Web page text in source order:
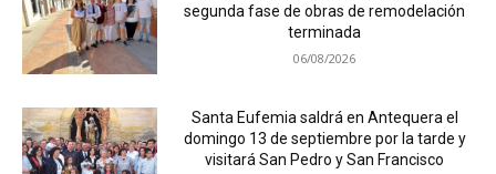
segunda fase de obras de remodelación
terminada
06/08/2026
Santa Eufemia saldrá en Antequera el
domingo 13 de septiembre por la tarde y
visitará San Pedro y San Francisco